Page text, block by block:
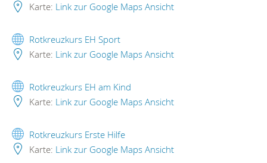
Karte: Link zur Google Maps Ansicht
Rotkreuzkurs EH Sport
Karte: Link zur Google Maps Ansicht
Rotkreuzkurs EH am Kind
Karte: Link zur Google Maps Ansicht
Rotkreuzkurs Erste Hilfe
Karte: Link zur Google Maps Ansicht